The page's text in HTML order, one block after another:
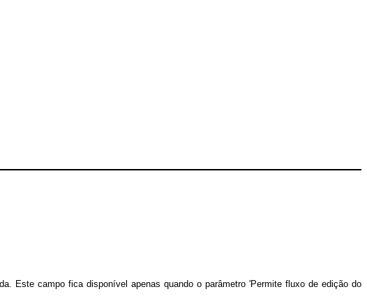
Este campo fica disponível apenas quando o parâmetro 'Permite fluxo de edição do